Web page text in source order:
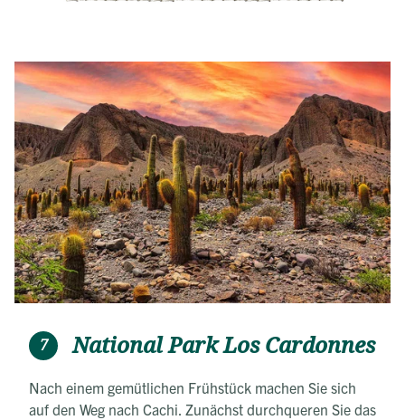
7 National Park Los Cardonnes
Nach einem gemütlichen Frühstück machen Sie sich
auf den Weg nach Cachi. Zunächst durchqueren Sie das